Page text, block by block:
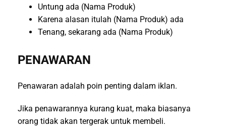
Untung ada (Nama Produk)
Karena alasan itulah (Nama Produk) ada
Tenang, sekarang ada (Nama Produk)
PENAWARAN
Penawaran adalah poin penting dalam iklan.
Jika penawarannya kurang kuat, maka biasanya
orang tidak akan tergerak untuk membeli.